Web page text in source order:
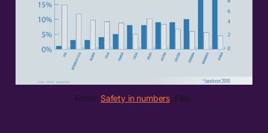
Fonte: Safety in numbers , Fiab.